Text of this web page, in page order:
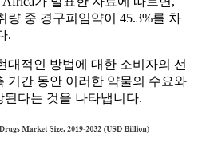
량 중 경구피임약이 45.3%를 차
.
대적인 방법에 대한 소비자의 선
기간 동안 이러한 약물의 수요와
다는 것을 나타냅니다.